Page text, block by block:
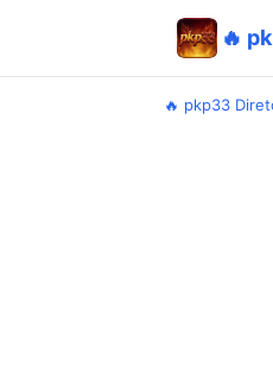
🔥
🔥 pkp33